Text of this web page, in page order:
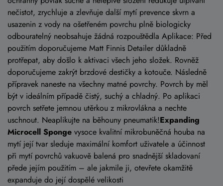
nečistot, zrychluje a zlevňuje další mytí prevence skvrn a
usazenin z vody na ošetřeném povrchu plně biologicky
odbouratelný neobsahuje žádná rozpouštědla Aplikace: Před
použitím doporučujeme Matt Finnis Detailer důkladně
protřepat, aby došlo k aktivaci všech jeho složek. Rovněž
doporučujeme zakrýt brzdové destičky a kotouče. Následně
přípravek naneste na všechny matné povrchy. Povrch by měl
být v ideálním případě čistý, suchý a chladný. Po aplikaci
povrch setřete jemnou utěrkou z mikrovlákna a nechte
uschnout. Neaplikujte na běhouny pneumatik!Expanding
Microcell Sponge vysoce kvalitní mikrobuněčná houba na
mytí její tvar sleduje maximální komfort uživatele a účinnost
při mytí povrchů vakuově balená pro snadnější skladovaní
přede jejím použitím – ale jakmile ji, otevřete okamžitě
expanduje do její dospělé velikosti